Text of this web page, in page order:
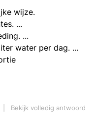
wijze.
...
...
water per dag. ...
Bekijk volledig antwoord